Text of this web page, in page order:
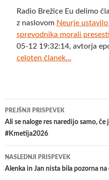
Radio Brežice Eu delimo
z naslovom Neurje
sprevodnika morali
05-12 19:32:14, avtorja
celoten članek...
Krmarjenje
po
prispevkih
PREJŠNJI PRISPEVEK
Ali se naloge res naredijo samo,
#Kmetija2026
NASLEDNJI PRISPEVEK
Alenka in Jan nista bila pozorna